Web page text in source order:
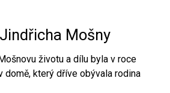
Mošny
životu a dílu byla v roce
domě, který dříve obývala rodina